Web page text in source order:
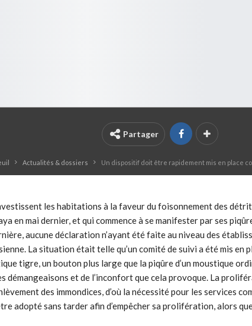
Partager
Actualités & dossiers Un dispositif doit être rapidement mis en place
les habitations à la faveur du foisonnement des
en mai dernier, et qui commence à se manifester par ses
aucune déclaration n’ayant été faite au niveau des
La situation était telle qu’un comité de suivi a été mis en
tigre, un bouton plus large que la piqûre d’un moustique
démangeaisons et de l’inconfort que cela provoque. La
des immondices, d’où la nécessité pour les services
adopté sans tarder afin d’empêcher sa prolifération, alors